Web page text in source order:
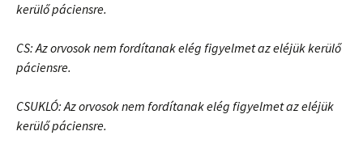
kerülő páciensre.
CS:Az orvosok nem fordítanak elég figyelmet az eléjük kerülő
páciensre.
CSUKLÓ:Az orvosok nem fordítanak elég figyelmet az eléjük
kerülő páciensre.